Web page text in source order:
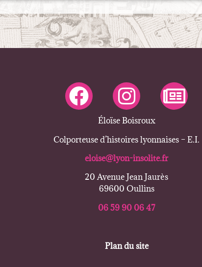
Éloïse Boisroux
Colporteuse d’histoires lyonnaises – E.I.
eloise@lyon-insolite.fr
20 Avenue Jean Jaurès
69600 Oullins
06 59 90 06 47
Plan du site